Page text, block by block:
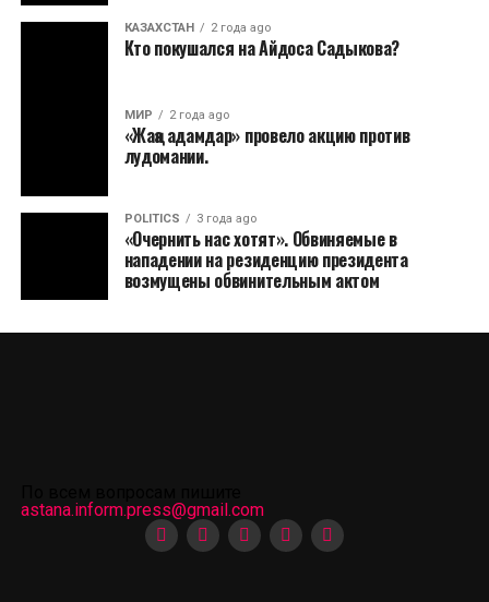
КАЗАХСТАН 2 года ago
Кто покушался на Айдоса Садыкова?
МИР 2 года ago
«Жаңа адамдар» провело акцию против
лудомании.
POLITICS 3 года ago
«Очернить нас хотят». Обвиняемые в
нападении на резиденцию президента
возмущены обвинительным актом
astana.inform.press@gmail.com